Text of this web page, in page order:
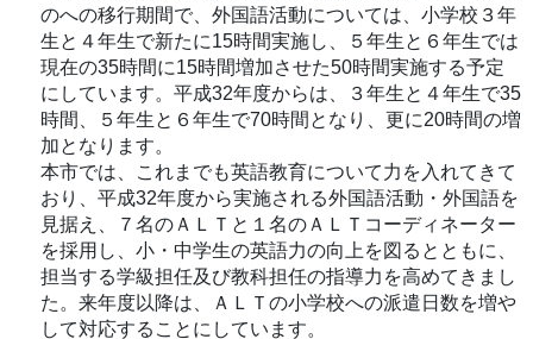
のへの移行期間で、外国語活動については、小学校３年
生と４年生で新たに15時間実施し、５年生と６年生では
現在の35時間に15時間増加させた50時間実施する予定
にしています。平成32年度からは、３年生と４年生で35
時間、５年生と６年生で70時間となり、更に20時間の増
加となります。
本市では、これまでも英語教育について力を入れてきて
おり、平成32年度から実施される外国語活動・外国語を
見据え、７名のＡＬＴと１名のＡＬＴコーディネーター
を採用し、小・中学生の英語力の向上を図るとともに、
担当する学級担任及び教科担任の指導力を高めてきまし
た。来年度以降は、ＡＬＴの小学校への派遣日数を増や
して対応することにしています。